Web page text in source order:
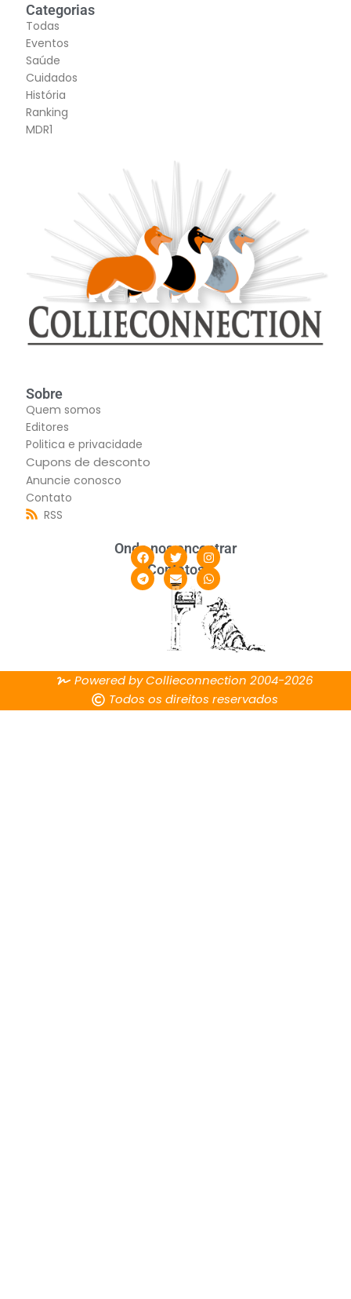
Categorias
Todas
Eventos
Saúde
Cuidados
História
Ranking
MDR1
Sobre
Quem somos
Editores
Politica e privacidade
Cupons de desconto
Anuncie conosco
Contato
RSS
Onde nos encontrar
Contatos
Powered by Collieconnection 2004-2026
Todos os direitos reservados